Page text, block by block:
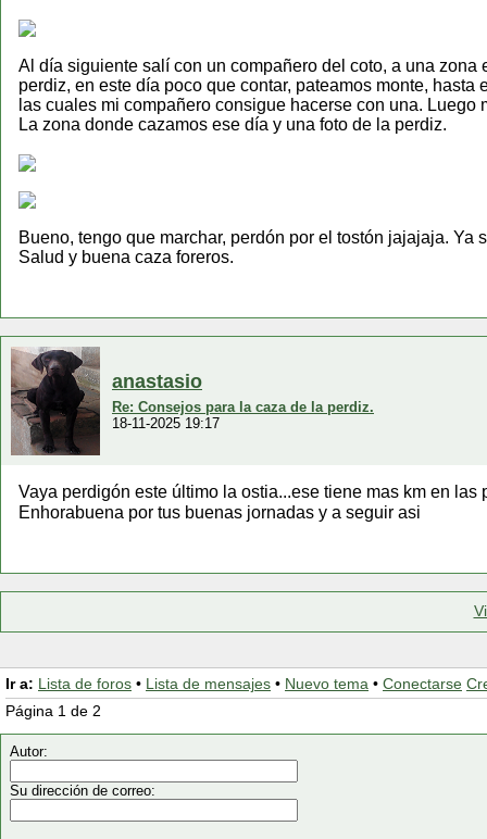
Al día siguiente salí con un compañero del coto, a una
perdiz, en este día poco que contar, pateamos monte,
las cuales mi compañero consigue hacerse con una. Luego
La zona donde cazamos ese día y una foto de la perdiz.
Bueno, tengo que marchar, perdón por el tostón jajajaja.
Salud y buena caza foreros.
anastasio
Re: Consejos para la caza de la perdiz.
18-11-2025 19:17
Vaya perdigón este último la ostia...ese tiene mas km en
Enhorabuena por tus buenas jornadas y a seguir asi
Ir a: Lista de foros • Lista de mensajes • Nuevo tema • Conectarse
Página 1 de 2
Autor:
Su dirección de correo: